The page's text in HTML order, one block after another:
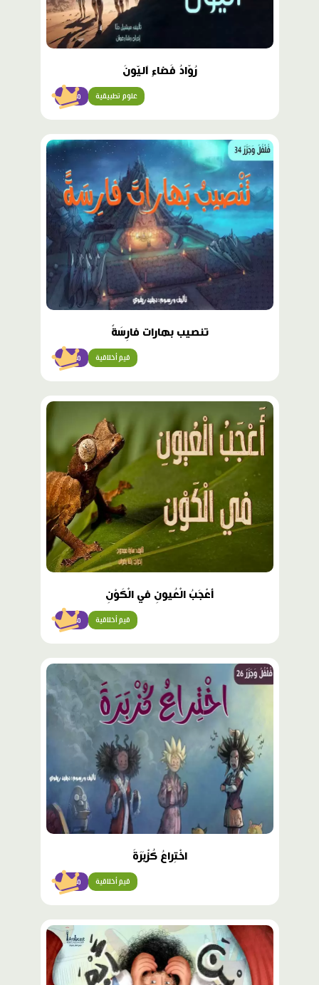
رُوّادُ فَضاءٍ آليّونَ
متقدّم علوم تطبيقية
محتوى
مميّز
تنصيب بهارات فارِسَةً
متقدّم قيم أخلاقية
محتوى
مميّز
أَعْجَبُ الْعُيونِ في الْكَوْنِ
متقدّم قيم أخلاقية
محتوى
مميّز
اخْتِراعُ كُزْبَرَةَ
متقدّم قيم أخلاقية
محتوى
مميّز